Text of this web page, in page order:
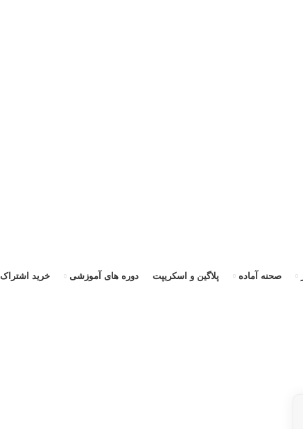
صحنه آماده پلاگین و اسکریپت دوره های آموزشی خرید اشتراک